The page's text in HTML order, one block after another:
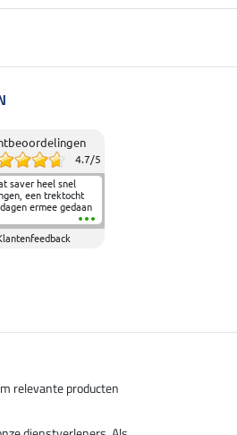
4.7/5
saver heel snel
een trektocht
ermee gedaan
heeft de beproeving
doorstaan.
zacht om op te
relevante producten